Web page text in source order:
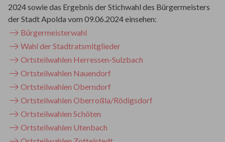
2024 sowie das Ergebnis der Stichwahl des Bürgermeisters
der Stadt Apolda vom 09.06.2024 einsehen:
Bürgermeisterwahl
Wahl der Stadtratsmitglieder
Ortsteilwahlen Herressen-Sulzbach
Ortsteilwahlen Nauendorf
Ortsteilwahlen Oberndorf
Ortsteilwahlen Oberroßla/Rödigsdorf
Ortsteilwahlen Schöten
Ortsteilwahlen Utenbach